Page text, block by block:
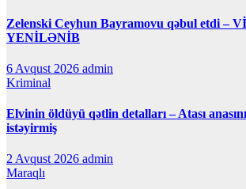
Zelenski Ceyhun Bayramovu qəbul etdi –
YENİLƏNİB
6 Avqust 2026 admin
Kriminal
Elvinin öldüyü qətlin detalları – Atası
istəyirmiş
2 Avqust 2026 admin
Maraqlı